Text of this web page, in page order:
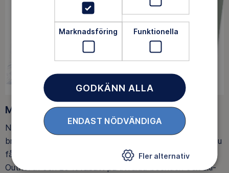
Medlemsförmåner
När du blir medlem får du Magasin Friluftsliv i din
brevlåda, med tips, tester och inspirerande reportage. Du
får också fina rabatter, som upp till 25% rabatt på
Outnorth och 20 % rabatt på utvalda boenden och ski-
Marknadsföring Funktionella
GODKÄNN ALLA
ENDAST NÖDVÄNDIGA
Fler alternativ